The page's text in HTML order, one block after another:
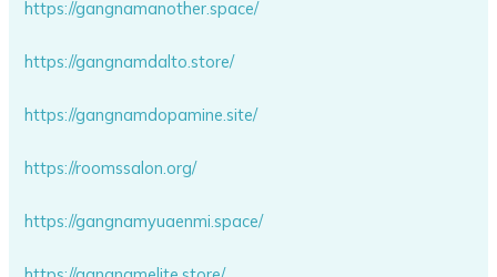
https://gangnamanother.space/
https://gangnamdalto.store/
https://gangnamdopamine.site/
https://roomssalon.org/
https://gangnamyuaenmi.space/